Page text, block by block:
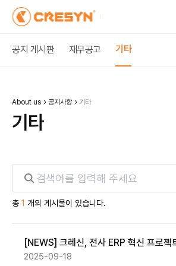
공지 게시판 재무공고 기타
About us 공지사항 기타
기 타
총 1 개의 게시물이 있습니다.
2025-09-18